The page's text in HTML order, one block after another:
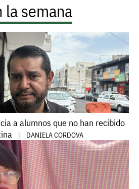
la semana
a alumnos que no han recibido
DANIELA CORDOVA